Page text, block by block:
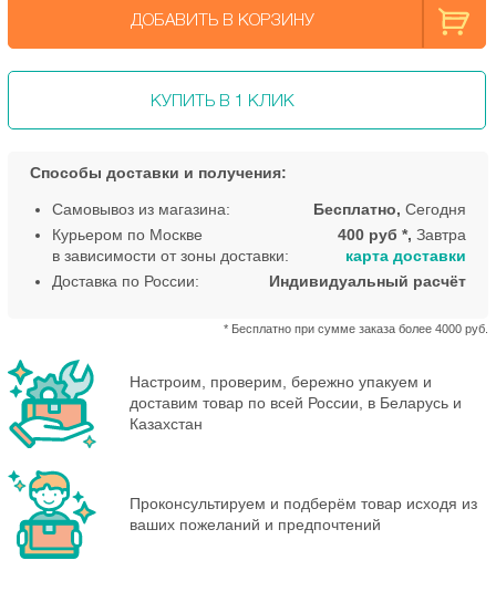
ДОБАВИТЬ В КОРЗИНУ
КУПИТЬ В 1 КЛИК
Способы доставки и получения:
Самовывоз из магазина: Бесплатно, Сегодня
Курьером по Москве
в зависимости от зоны доставки:
400 руб *, Завтра
* Бесплатно при сумме заказа более 4000 руб.
карта доставки
Доставка по России:
Индивидуальный расчёт
Настроим, проверим, бережно упакуем и
доставим товар по всей России, в Беларусь и
Казахстан
Проконсультируем и подберём товар исходя из
ваших пожеланий и предпочтений